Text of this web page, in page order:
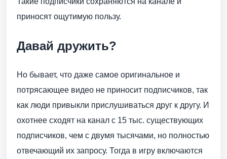
приносят ощутимую пользу.
Давай дружить?
Но бывает, что даже самое оригинальное и
потрясающее видео не приносит подписчиков, так
как люди привыкли прислушиваться друг к другу. И
охотнее сходят на канал с 15 тыс. существующих
подписчиков, чем с двумя тысячами, но полностью
отвечающий их запросу. Тогда в игру включаются